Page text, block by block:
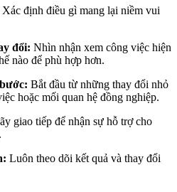
Xác định điều gì mang lại niềm vui
đổi: Nhìn nhận xem công việc hiện
nào để phù hợp hơn.
Bắt đầu từ những thay đổi nhỏ
hoặc mối quan hệ đồng nghiệp.
giao tiếp để nhận sự hỗ trợ cho
Luôn theo dõi kết quả và thay đổi